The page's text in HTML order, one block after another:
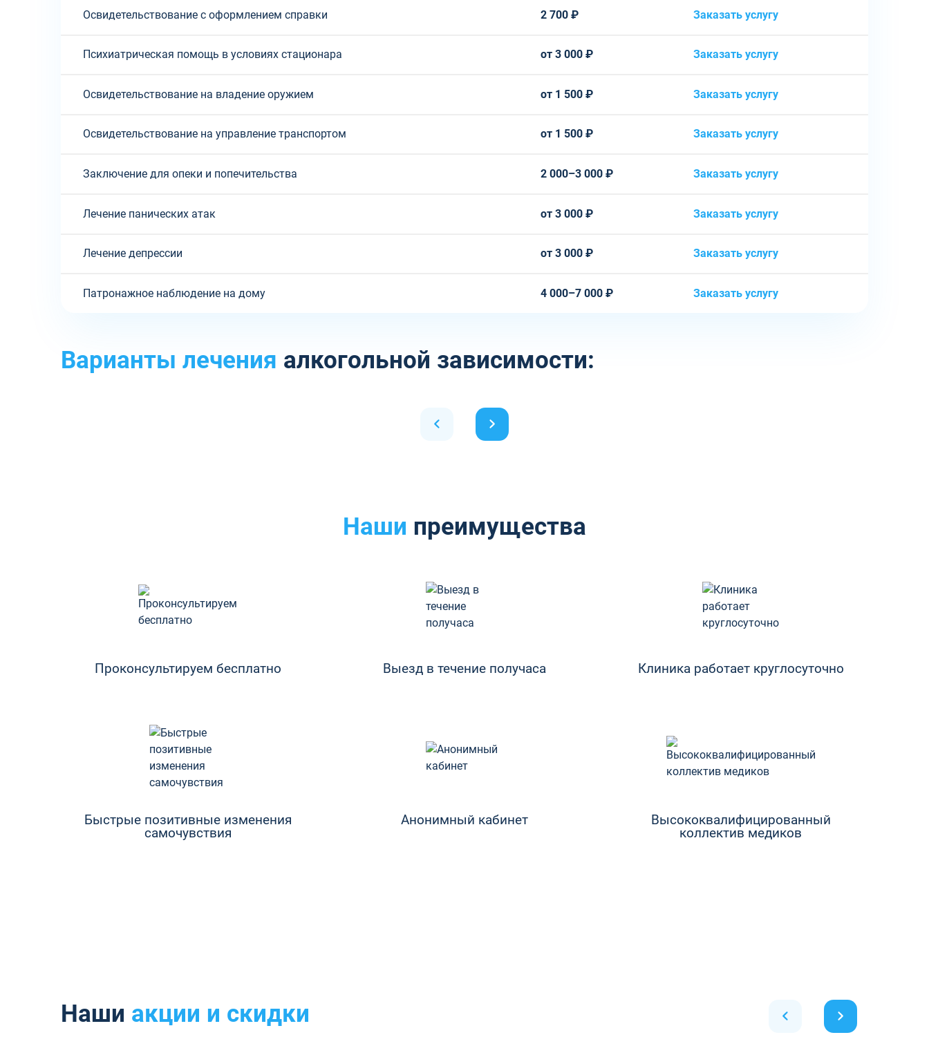
Освидетельствование с оформлением справки 2 700 ₽ Заказать услугу
Психиатрическая помощь в условиях стационара от 3 000 ₽ Заказать услугу
Освидетельствование на владение оружием от 1 500 ₽ Заказать услугу
Освидетельствование на управление транспортом от 1 500 ₽ Заказать услугу
Заключение для опеки и попечительства 2 000–3 000 ₽ Заказать услугу
Лечение панических атак от 3 000 ₽ Заказать услугу
Лечение депрессии от 3 000 ₽ Заказать услугу
Патронажное наблюдение на дому 4 000–7 000 ₽ Заказать услугу
Варианты лечения алкогольной зависимости:
Наши преимущества
Проконсультируем бесплатно Выезд в течение получаса Клиника работает круглосуточно
Быстрые позитивные изменения
самочувствия
Анонимный кабинет
Высококвалифицированный
коллектив медиков
Наши акции и скидки